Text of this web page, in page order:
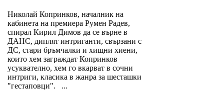
Николай Копринков, началник на
кабинета на премиера Румен Радев,
спирал Кирил Димов да се върне в
ДАНС, диплят интриганти, свързани с
ДС, стари бръмчалки и хищни хиени,
които хем заграждат Копринков
усуквателно, хем го вкарват в сочни
интриги, класика в жанра за шесташки
"гестаповци". ...